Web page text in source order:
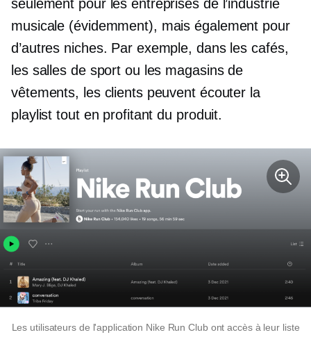
seulement pour les entreprises de l’industrie
musicale (évidemment), mais également pour
d’autres niches. Par exemple, dans les cafés,
les salles de sport ou les magasins de
vêtements, les clients peuvent écouter la
playlist tout en profitant du produit.
Les utilisateurs de l'application Nike Run Club ont accès à leur liste